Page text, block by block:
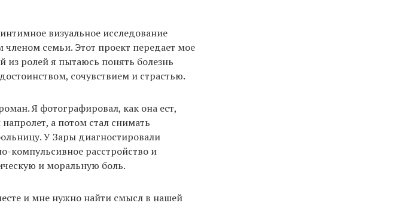
визуальное исследование
семьи. Этот проект передает мое
из ролей я пытаюсь понять болезнь
сочувствием и страстью.
Я фотографировал, как она ест,
а потом стал снимать
У Зары диагностировали
компульсивное расстройство и
и моральную боль.
и мне нужно найти смысл в нашей